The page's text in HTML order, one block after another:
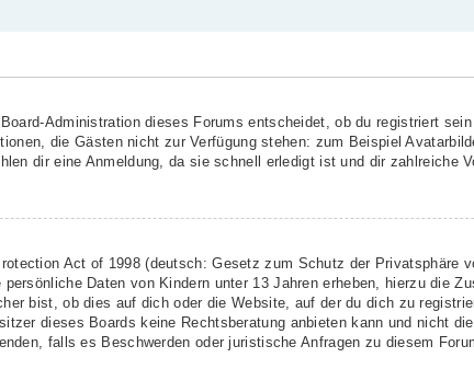
Administration dieses Forums entscheidet, ob du registriert
die Gästen nicht zur Verfügung stehen: zum Beispiel
dir eine Anmeldung, da sie schnell erledigt ist und dir zahlreiche
Act of 1998 (deutsch: Gesetz zum Schutz der Privatsphäre
Daten von Kindern unter 13 Jahren erheben, hierzu die
bist, ob dies auf dich oder die Website, auf der du dich zu
dieses Boards keine Rechtsberatung anbieten kann und nicht
falls es Beschwerden oder juristische Anfragen zu diesem